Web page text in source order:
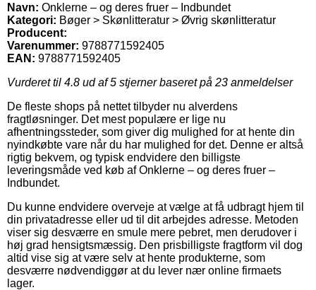
Navn: Onklerne – og deres fruer – Indbundet
Kategori: Bøger > Skønlitteratur > Øvrig skønlitteratur
Producent:
Varenummer: 9788771592405
EAN: 9788771592405
Vurderet til 4.8 ud af 5 stjerner baseret på 23 anmeldelser
De fleste shops på nettet tilbyder nu alverdens
fragtløsninger. Det mest populære er lige nu
afhentningssteder, som giver dig mulighed for at hente din
nyindkøbte vare når du har mulighed for det. Denne er altså
rigtig bekvem, og typisk endvidere den billigste
leveringsmåde ved køb af Onklerne – og deres fruer –
Indbundet.
Du kunne endvidere overveje at vælge at få udbragt hjem til
din privatadresse eller ud til dit arbejdes adresse. Metoden
viser sig desværre en smule mere pebret, men derudover i
høj grad hensigtsmæssig. Den prisbilligste fragtform vil dog
altid vise sig at være selv at hente produkterne, som
desværre nødvendiggør at du lever nær online firmaets
lager.